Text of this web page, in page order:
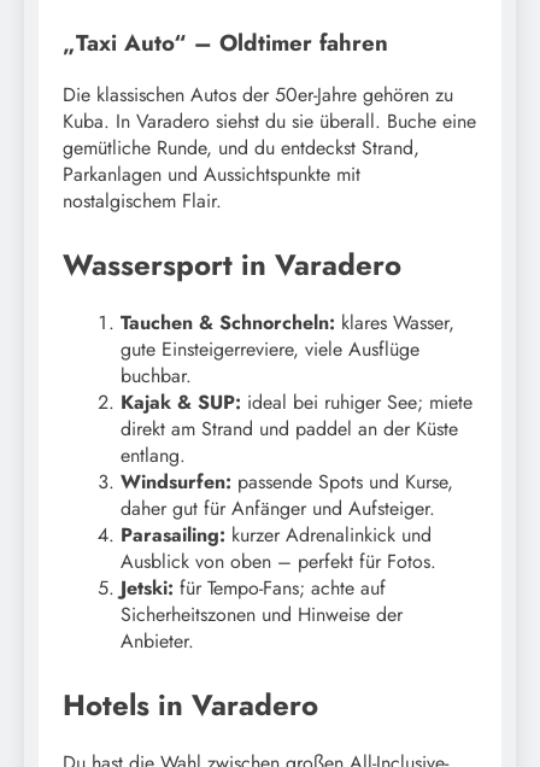
„Taxi Auto“ – Oldtimer fahren
Die klassischen Autos der 50er-Jahre gehören zu
Kuba. In Varadero siehst du sie überall. Buche eine
gemütliche Runde, und du entdeckst Strand,
Parkanlagen und Aussichtspunkte mit
nostalgischem Flair.
Wassersport in Varadero
Tauchen & Schnorcheln: klares Wasser,
gute Einsteigerreviere, viele Ausflüge
buchbar.
Kajak & SUP: ideal bei ruhiger See; miete
direkt am Strand und paddel an der Küste
entlang.
Windsurfen: passende Spots und Kurse,
daher gut für Anfänger und Aufsteiger.
Parasailing: kurzer Adrenalinkick und
Ausblick von oben – perfekt für Fotos.
Jetski: für Tempo-Fans; achte auf
Sicherheitszonen und Hinweise der
Anbieter.
Hotels in Varadero